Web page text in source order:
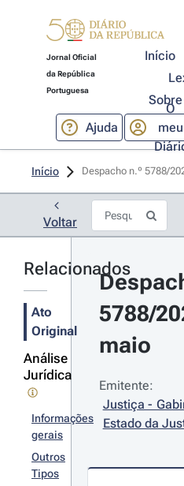
Jornal Oficial
da República
Portuguesa
Início
Ajuda
O
meu
Início Despacho n.º 5788/
Voltar
Relacionados
Ato
Original
Análise
Jurídica
Informações
gerais
Outros
Tipos
5788/
maio
Emitente:
Justiça -
Estado da